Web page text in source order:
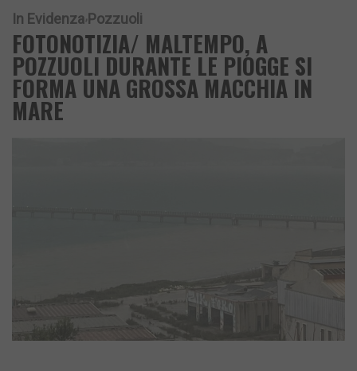
In Evidenza Pozzuoli
FOTONOTIZIA/ MALTEMPO, A
POZZUOLI DURANTE LE PIOGGE SI
FORMA UNA GROSSA MACCHIA IN
MARE